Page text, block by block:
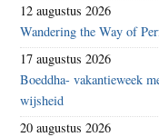
12 augustus 2026
Wandering the Way of
17 augustus 2026
Boeddha- vakantieweek
wijsheid
20 augustus 2026